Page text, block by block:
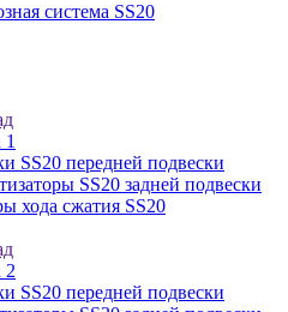
система SS20
SS20 передней подвески
SS20 задней подвески
хода сжатия SS20
2
SS20 передней подвески